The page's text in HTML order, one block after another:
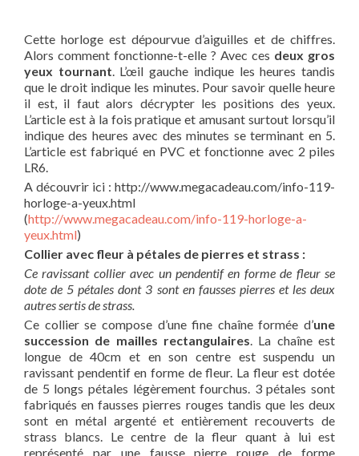
Cette horloge est dépourvue d’aiguilles et de chiffres.
Alors comment fonctionne-t-elle ? Avec ces deux gros
yeux tournant. L’œil gauche indique les heures tandis
que le droit indique les minutes. Pour savoir quelle heure
il est, il faut alors décrypter les positions des yeux.
L’article est à la fois pratique et amusant surtout lorsqu’il
indique des heures avec des minutes se terminant en 5.
L’article est fabriqué en PVC et fonctionne avec 2 piles
LR6.
A découvrir ici : http://www.megacadeau.com/info-119-
horloge-a-yeux.html
(http://www.megacadeau.com/info-119-horloge-a-
yeux.html)
Collier avec fleur à pétales de pierres et strass :
Ce ravissant collier avec un pendentif en forme de fleur se
dote de 5 pétales dont 3 sont en fausses pierres et les deux
autres sertis de strass.
Ce collier se compose d’une fine chaîne formée d’une
succession de mailles rectangulaires. La chaîne est
longue de 40cm et en son centre est suspendu un
ravissant pendentif en forme de fleur. La fleur est dotée
de 5 longs pétales légèrement fourchus. 3 pétales sont
fabriqués en fausses pierres rouges tandis que les deux
sont en métal argenté et entièrement recouverts de
strass blancs. Le centre de la fleur quant à lui est
représenté par une fausse pierre rouge de forme